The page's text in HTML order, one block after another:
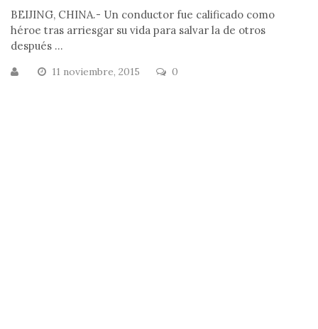
BEIJING, CHINA.- Un conductor fue calificado como
héroe tras arriesgar su vida para salvar la de otros
después ...
11 noviembre, 2015 0